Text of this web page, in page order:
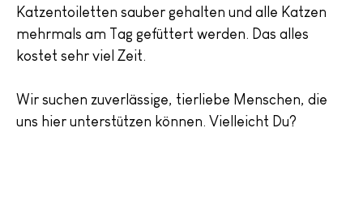
Katzentoiletten sauber gehalten und alle Katzen
mehrmals am Tag gefüttert werden. Das alles
kostet sehr viel Zeit.
Wir suchen zuverlässige, tierliebe Menschen, die
uns hier unterstützen können. Vielleicht Du?